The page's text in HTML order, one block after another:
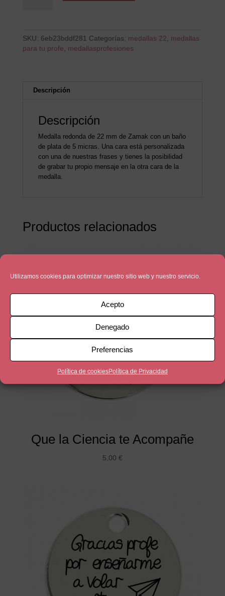
Utilizamos cookies para optimizar nuestro sitio web y nuestro servicio.
Acepto
Denegado
Preferencias
Política de cookiesPolítica de Privacidad
no
viene
cantidad
SKU: 6eb23bddf281 Categorías: medallas 22, medallas
para tu profe, medallasprofesiones
Descripción
Descripción
Medalla redonda de 22 mm de Zamak con un baño
de plata de 5 micras. Una cara está personalizada
con una de nuestras frases y tienes la posibilidad
de grabar tu propio mensaje en la otra cara de la
medalla.
Productos relacionados
Que la Ciencia te Acompañe
5,00 €